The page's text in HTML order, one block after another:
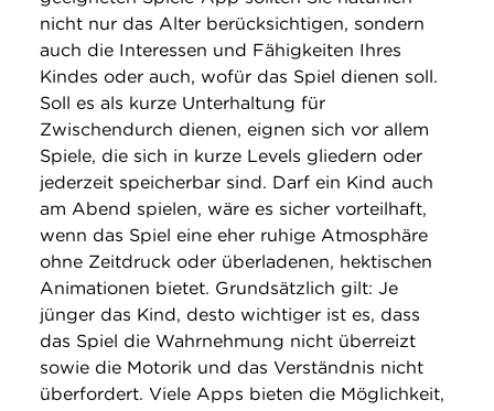
nicht nur das Alter berücksichtigen, sondern
auch die Interessen und Fähigkeiten Ihres
Kindes oder auch, wofür das Spiel dienen soll.
Soll es als kurze Unterhaltung für
Zwischendurch dienen, eignen sich vor allem
Spiele, die sich in kurze Levels gliedern oder
jederzeit speicherbar sind. Darf ein Kind auch
am Abend spielen, wäre es sicher vorteilhaft,
wenn das Spiel eine eher ruhige Atmosphäre
ohne Zeitdruck oder überladenen, hektischen
Animationen bietet. Grundsätzlich gilt: Je
jünger das Kind, desto wichtiger ist es, dass
das Spiel die Wahrnehmung nicht überreizt
sowie die Motorik und das Verständnis nicht
überfordert. Viele Apps bieten die Möglichkeit,